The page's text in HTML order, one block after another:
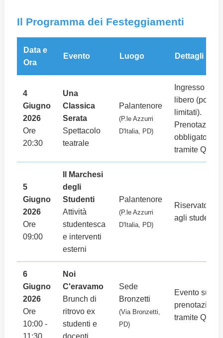
Il Programma dei Festeggiamenti
Data e
Ora
Evento Luogo Dettagli
4
Giugno
2026
Ore
20:30
Una
Classica
Serata
Spettacolo
teatrale
Palantenore
(P.le Azzurri
D'Italia, PD)
Ingresso
libero (posti
limitati).
Prenotazione
obbligatoria
tramite QR.
5
Giugno
2026
Ore
09:00
Il Marchesi
degli
Studenti
Attività
studentesca
e interventi
esterni
Palantenore
(P.le Azzurri
D'Italia, PD)
Riservato
agli studenti.
6
Giugno
2026
Ore
10:00 -
Noi
C'eravamo
Brunch di
ritrovo ex
studenti e
Sede
Bronzetti
(Via Bronzetti,
PD)
Evento su
prenotazione
tramite QR.